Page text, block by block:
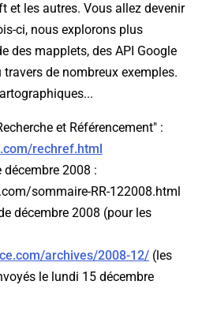
et les autres. Vous allez devenir
ci, nous explorons plus
des mapplets, des API Google
de nombreux exemples.
et Référencement" :
rechref.html
2008 :
sommaire-RR-122008.html
décembre 2008 (pour les
archives/2008-12/ (les
le lundi 15 décembre